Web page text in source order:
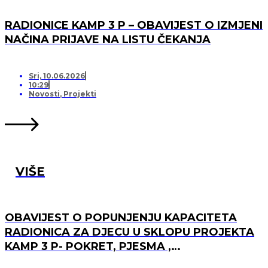
RADIONICE KAMP 3 P – OBAVIJEST O IZMJENI
NAČINA PRIJAVE NA LISTU ČEKANJA
Sri, 10.06.2026
10:29
Novosti, Projekti
VIŠE
OBAVIJEST O POPUNJENJU KAPACITETA
RADIONICA ZA DJECU U SKLOPU PROJEKTA
KAMP 3 P- POKRET, PJESMA ,